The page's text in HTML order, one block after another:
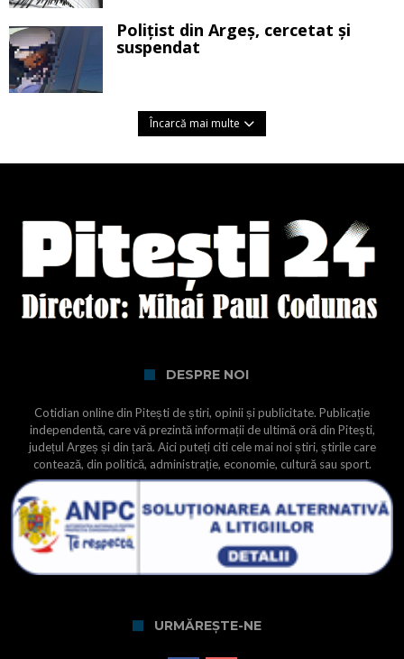
Polițist din Argeș, cercetat și
suspendat
Încarcă mai multe
DESPRE NOI
Cotidian online din Pitești de știri, opinii și publicitate. Publicație
independentă, care vă prezintă informații de ultimă oră din Pitești,
județul Argeș și din țară. Aici puteți citi cele mai noi știri, știrile care
contează, din politică, administrație, economie, cultură sau sport.
URMĂREȘTE-NE